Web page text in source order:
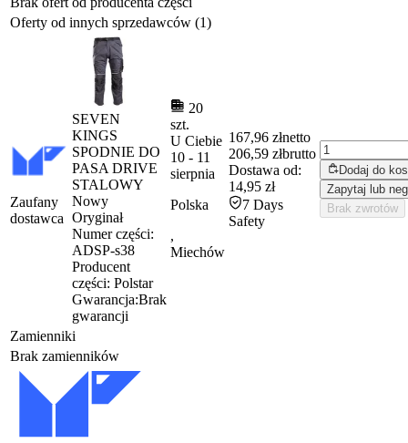
Oferty od innych sprzedawców (1)
Zaufany
dostawca
SEVEN
KINGS
SPODNIE DO
PASA DRIVE
STALOWY
Nowy
Oryginał
Numer części:
ADSP-s38
Producent
części: Polstar
Gwarancja:Brak
gwarancji
20
szt.
U Ciebie
10 - 11
sierpnia
Polska
,
Miechów
167,96 złnetto
206,59 złbrutto
Dostawa od:
14,95 zł
7 Days
Safety
Dodaj do
Zapytaj lub
Brak zwrotów
Zamienniki
Brak zamienników